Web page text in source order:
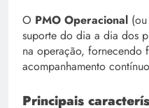
O PMO Operacional
suporte do dia a dia dos
na operação, fornecendo
acompanhamento
Principais